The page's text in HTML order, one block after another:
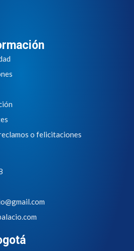
o felicitaciones